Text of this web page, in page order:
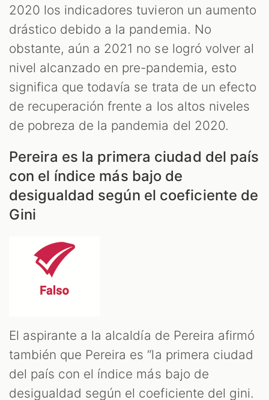
2020 los indicadores tuvieron un aumento
drástico debido a la pandemia. No
obstante, aún a 2021 no se logró volver al
nivel alcanzado en pre-pandemia, esto
significa que todavía se trata de un efecto
de recuperación frente a los altos niveles
de pobreza de la pandemia del 2020.
Pereira es la primera ciudad del país
con el índice más bajo de
desigualdad según el coeficiente de
Gini
El aspirante a la alcaldía de Pereira afirmó
también que Pereira es “la primera ciudad
del país con el índice más bajo de
desigualdad según el coeficiente del gini.